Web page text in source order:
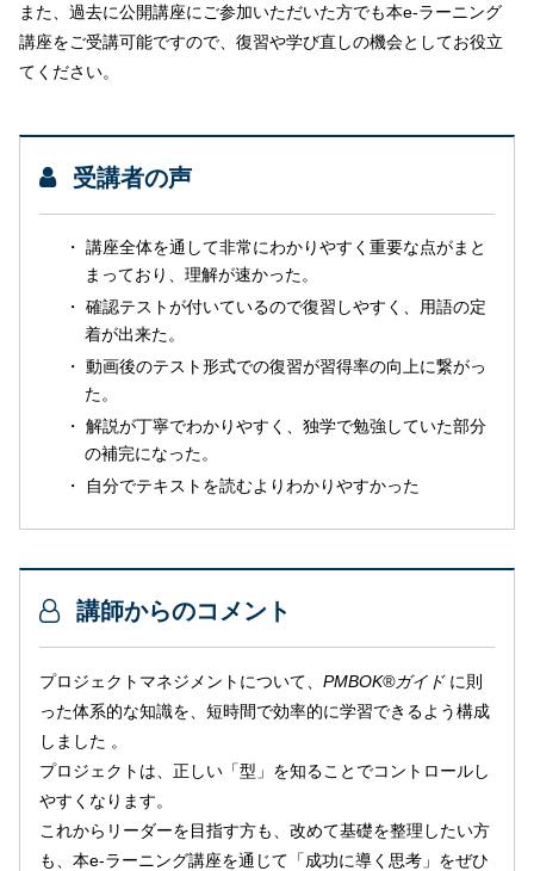
また、過去に公開講座にご参加いただいた方でも本e-ラーニング
講座をご受講可能ですので、復習や学び直しの機会としてお役立
てください。
受講者の声
講座全体を通して非常にわかりやすく重要な点がまと
まっており、理解が速かった。
確認テストが付いているので復習しやすく、用語の定
着が出来た。
動画後のテスト形式での復習が習得率の向上に繋がっ
た。
解説が丁寧でわかりやすく、独学で勉強していた部分
の補完になった。
自分でテキストを読むよりわかりやすかった
講師からのコメント
プロジェクトマネジメントについて、 PMBOK®ガイドに則
った体系的な知識を、短時間で効率的に学習できるよう構成
しました 。
プロジェクトは、正しい「型」を知ることでコントロールし
やすくなります。
これからリーダーを目指す方も、改めて基礎を整理したい方
も、本e-ラーニング講座を通じて「成功に導く思考」をぜひ